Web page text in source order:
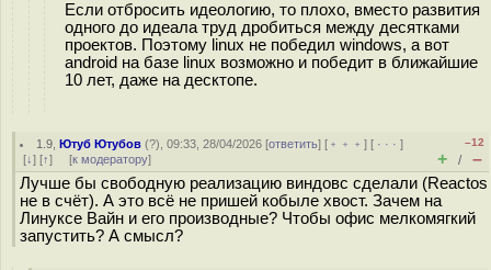
Если отбросить идеологию, то плохо, вместо развития
одного до идеала труд дробиться между десятками
проектов. Поэтому linux не победил windows, а вот
android на базе linux возможно и победит в ближайшие
10 лет, даже на десктопе.
1.9 ,Ютуб Ютубов (?), 09:33, 28/04/2026 [ответить] [ ﹢﹢﹢] [ · · ·]
[↓] [↑] [к модератору]
–12
+ / –
Лучше бы свободную реализацию виндовс сделали (Reactos
не в счёт). А это всё не пришей кобыле хвост. Зачем на
Линуксе Вайн и его производные? Чтобы офис мелкомягкий
запустить? А смысл?